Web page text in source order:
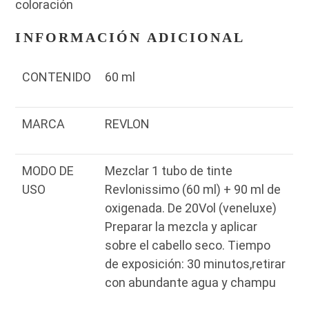
coloración
INFORMACIÓN ADICIONAL
CONTENIDO 60 ml
MARCA REVLON
MODO DE
USO
Mezclar 1 tubo de tinte
Revlonissimo (60 ml) + 90 ml de
oxigenada. De 20Vol (veneluxe)
Preparar la mezcla y aplicar
sobre el cabello seco. Tiempo
de exposición: 30 minutos,retirar
con abundante agua y champu